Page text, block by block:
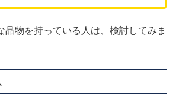
品物を持っている人は、検討してみま